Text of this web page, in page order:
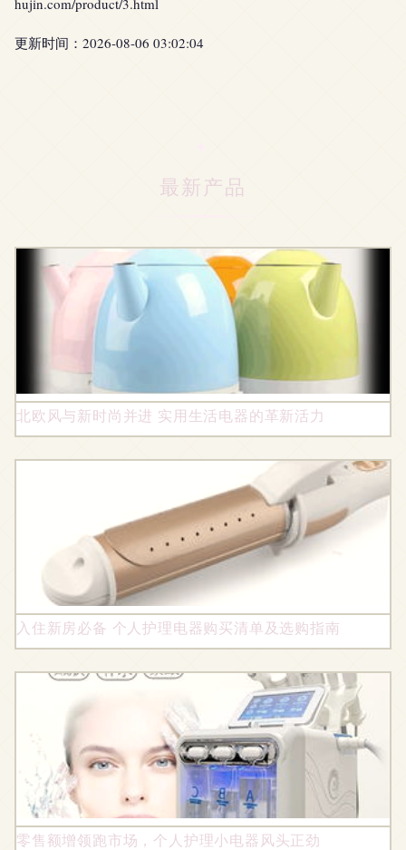
hujin.com/product/3.html
更新时间：2026-08-06 03:02:04
最新产品
北欧风与新时尚并进 实用生活电器的革新活力
入住新房必备 个人护理电器购买清单及选购指南
零售额增领跑市场，个人护理小电器风头正劲